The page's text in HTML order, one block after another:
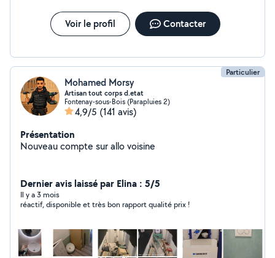
Voir le profil Contacter
Particulier
Mohamed Morsy
Artisan tout corps d.etat
Fontenay-sous-Bois (Parapluies 2)
4,9/5 (141 avis)
Présentation
Nouveau compte sur allo voisine
Dernier avis laissé par Elina : 5/5
Il y a 3 mois
réactif, disponible et très bon rapport qualité prix !